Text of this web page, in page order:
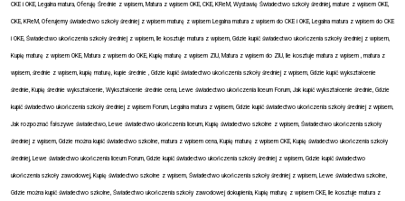
CKE i OKE, Legalna matura, Oferuję Średnie z wpisem, Matura z wpisem OKE, CKE, KReM, Wystawię Świadectwo szkoły średniej, mature z wpisem OKE,
CKE, KReM, Oferujemy świadectwo szkoły średniej z wpisem maturę z wpisem Legalna matura z wpisem do CKE i OKE, Legalna matura z wpisem do CKE
i OKE, Świadectwo ukończenia szkoły średniej z wpisem, Ile kosztuje matura z wpisem, Gdzie kupić świadectwo ukończenia szkoły średniej z wpisem,
Kupię maturę z wpisem OKE, Matura z wpisem do OKE, Kupię maturę z wpisem ZIU, Matura z wpisem do ZIU, Ile kosztuje matura z wpisem , matura z
wpisem, średnie z wpisem, kupię maturę, kupie średnie , Gdzie kupić świadectwo ukończenia szkoły średniej z wpisem, Gdzie kupić wykształcenie
średnie, Kupię średnie wykształcenie, Wykształcenie średnie cena, Lewe świadectwo ukończenia liceum Forum, Jak kupić wykształcenie średnie, Gdzie
kupić świadectwo ukończenia szkoły średniej z wpisem Forum, Legalna matura z wpisem, Gdzie kupić świadectwo ukończenia szkoły średniej z wpisem,
Jak rozpoznać fałszywe świadectwo, Lewe świadectwo ukończenia liceum, Kupię świadectwo szkolne z wpisem, Świadectwo ukończenia szkoły
średniej z wpisem, Gdzie można kupić świadectwo szkolne, matura z wpisem cena, Kupię maturę z wpisem CKE, Kupię świadectwo ukończenia szkoły
średniej, Lewe świadectwo ukończenia liceum Forum, Gdzie kupić świadectwo ukończenia szkoły średniej z wpisem, Gdzie kupić świadectwo
ukończenia szkoły zawodowej, Kupię świadectwo szkolne z wpisem, Świadectwo ukończenia szkoły średniej z wpisem, Lewe świadectwa szkolne,
Gdzie można kupić świadectwo szkolne, Świadectwo ukończenia szkoły zawodowej dokupienia, Kupię maturę z wpisem CKE, Ile kosztuje matura z